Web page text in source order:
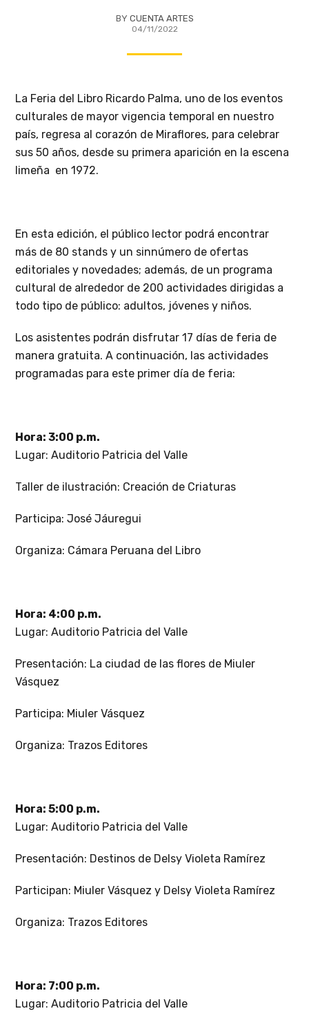
BY CUENTA ARTES
04/11/2022
La Feria del Libro Ricardo Palma, uno de los eventos
culturales de mayor vigencia temporal en nuestro
país, regresa al corazón de Miraflores, para celebrar
sus 50 años, desde su primera aparición en la escena
limeña en 1972.
En esta edición, el público lector podrá encontrar
más de 80 stands y un sinnúmero de ofertas
editoriales y novedades; además, de un programa
cultural de alrededor de 200 actividades dirigidas a
todo tipo de público: adultos, jóvenes y niños.
Los asistentes podrán disfrutar 17 días de feria de
manera gratuita. A continuación, las actividades
programadas para este primer día de feria:
Hora: 3:00 p.m.
Lugar: Auditorio Patricia del Valle
Taller de ilustración: Creación de Criaturas
Participa: José Jáuregui
Organiza: Cámara Peruana del Libro
Hora: 4:00 p.m.
Lugar: Auditorio Patricia del Valle
Presentación: La ciudad de las flores de Miuler
Vásquez
Participa: Miuler Vásquez
Organiza: Trazos Editores
Hora: 5:00 p.m.
Lugar: Auditorio Patricia del Valle
Presentación: Destinos de Delsy Violeta Ramírez
Participan: Miuler Vásquez y Delsy Violeta Ramírez
Organiza: Trazos Editores
Hora: 7:00 p.m.
Lugar: Auditorio Patricia del Valle